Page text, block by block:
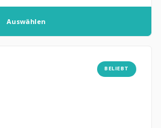
Auswählen
BELIEBT